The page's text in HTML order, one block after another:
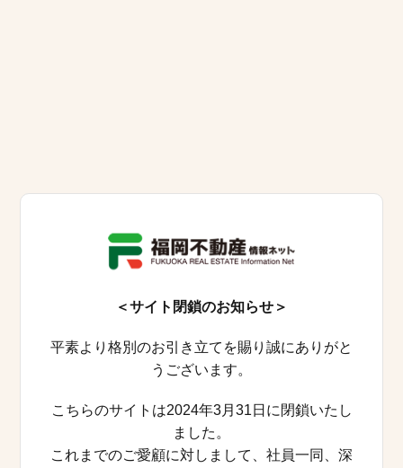
＜サイト閉鎖のお知らせ＞
平素より格別のお引き立てを賜り誠にありがと
うございます。
こちらのサイトは2024年3月31日に閉鎖いたし
ました。
これまでのご愛顧に対しまして、社員一同、深